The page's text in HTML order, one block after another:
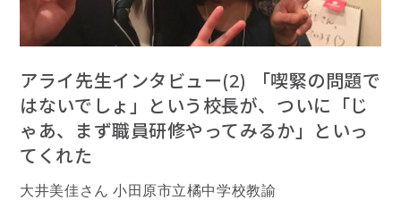
アライ先生インタビュー(2) 「喫緊の問題で
はないでしょ」という校長が、ついに「じ
ゃあ、まず職員研修やってみるか」といっ
てくれた
大井美佳さん 小田原市立橘中学校教諭